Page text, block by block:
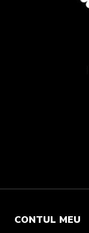
CONTUL MEU